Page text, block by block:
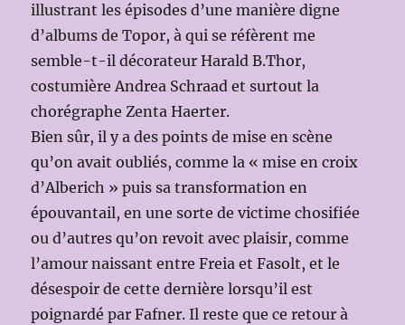
illustrant les épisodes d’une manière digne
d’albums de Topor, à qui se réfèrent me
semble-t-il décorateur Harald B.Thor,
costumière Andrea Schraad et surtout la
chorégraphe Zenta Haerter.
Bien sûr, il y a des points de mise en scène
qu’on avait oubliés, comme la « mise en croix
d’Alberich » puis sa transformation en
épouvantail, en une sorte de victime chosifiée
ou d’autres qu’on revoit avec plaisir, comme
l’amour naissant entre Freia et Fasolt, et le
désespoir de cette dernière lorsqu’il est
poignardé par Fafner. Il reste que ce retour à